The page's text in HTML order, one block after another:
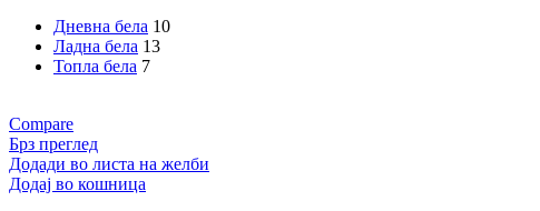
Дневна бела 10
Ладна бела 13
Топла бела 7
Compare
Брз преглед
Додади во листа на желби
Додај во кошница